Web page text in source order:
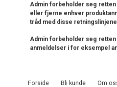
Admin forbeholder seg
eller fjerne enhver
tråd med disse
Admin forbeholder seg retten
anmeldelser i for eksempel
Forside Bli kunde Om